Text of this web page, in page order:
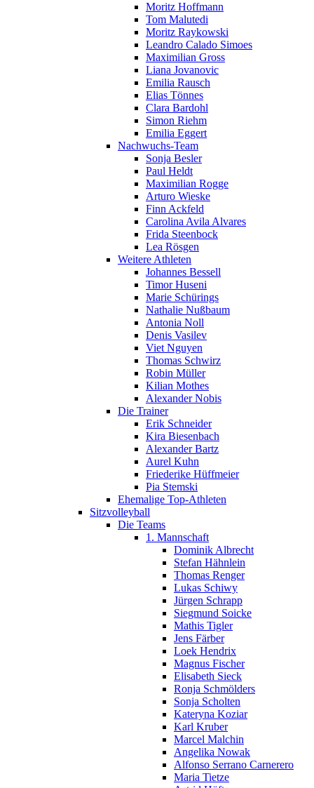
Moritz Hoffmann
Tom Malutedi
Moritz Raykowski
Leandro Calado Simoes
Maximilian Gross
Liana Jovanovic
Emilia Rausch
Elias Tönnes
Clara Bardohl
Simon Riehm
Emilia Eggert
Nachwuchs-Team
Sonja Besler
Paul Heldt
Maximilian Rogge
Arturo Wieske
Finn Ackfeld
Carolina Avila Alvares
Frida Steenbock
Lea Rösgen
Weitere Athleten
Johannes Bessell
Timor Huseni
Marie Schürings
Nathalie Nußbaum
Antonia Noll
Denis Vasilev
Viet Nguyen
Thomas Schwirz
Robin Müller
Kilian Mothes
Alexander Nobis
Die Trainer
Erik Schneider
Kira Biesenbach
Alexander Bartz
Aurel Kuhn
Friederike Hüffmeier
Pia Stemski
Ehemalige Top-Athleten
Sitzvolleyball
Die Teams
1. Mannschaft
Dominik Albrecht
Stefan Hähnlein
Thomas Renger
Lukas Schiwy
Jürgen Schrapp
Siegmund Soicke
Mathis Tigler
Jens Färber
Loek Hendrix
Magnus Fischer
Elisabeth Sieck
Ronja Schmölders
Sonja Scholten
Kateryna Koziar
Karl Kruber
Marcel Malchin
Angelika Nowak
Alfonso Serrano Carnerero
Maria Tietze